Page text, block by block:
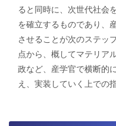
ると同時に、次世代社会
を確立するものであり、
させることが次のステッ
点から、概してマテリア
政など、産学官で横断的
え、実装していく上での